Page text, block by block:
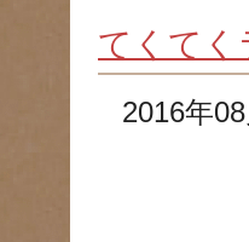
てくてく
2016年